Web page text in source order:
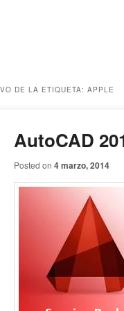
DE LA ETIQUETA: APPLE
AutoCAD
Posted on4 marzo, 2014